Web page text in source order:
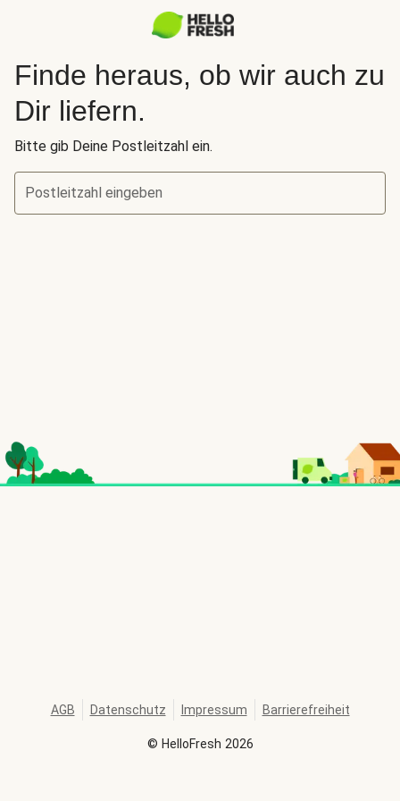
Finde heraus, ob wir auch zu
Dir liefern.
Bitte gib Deine Postleitzahl ein.
Postleitzahl eingeben
© HelloFresh 2026
AGB Datenschutz Impressum Barrierefreiheit